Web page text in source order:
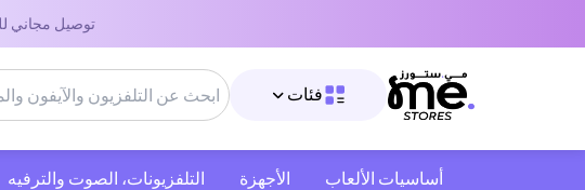
توصيل مجاني
فئات
أساسيات الألعاب الأجهزة التلفزيونات، الصوت والترفيه